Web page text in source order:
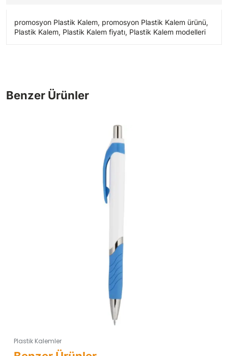
promosyon Plastik Kalem, promosyon Plastik Kalem ürünü,
Plastik Kalem, Plastik Kalem fiyatı, Plastik Kalem modelleri
Plastik Kalemler